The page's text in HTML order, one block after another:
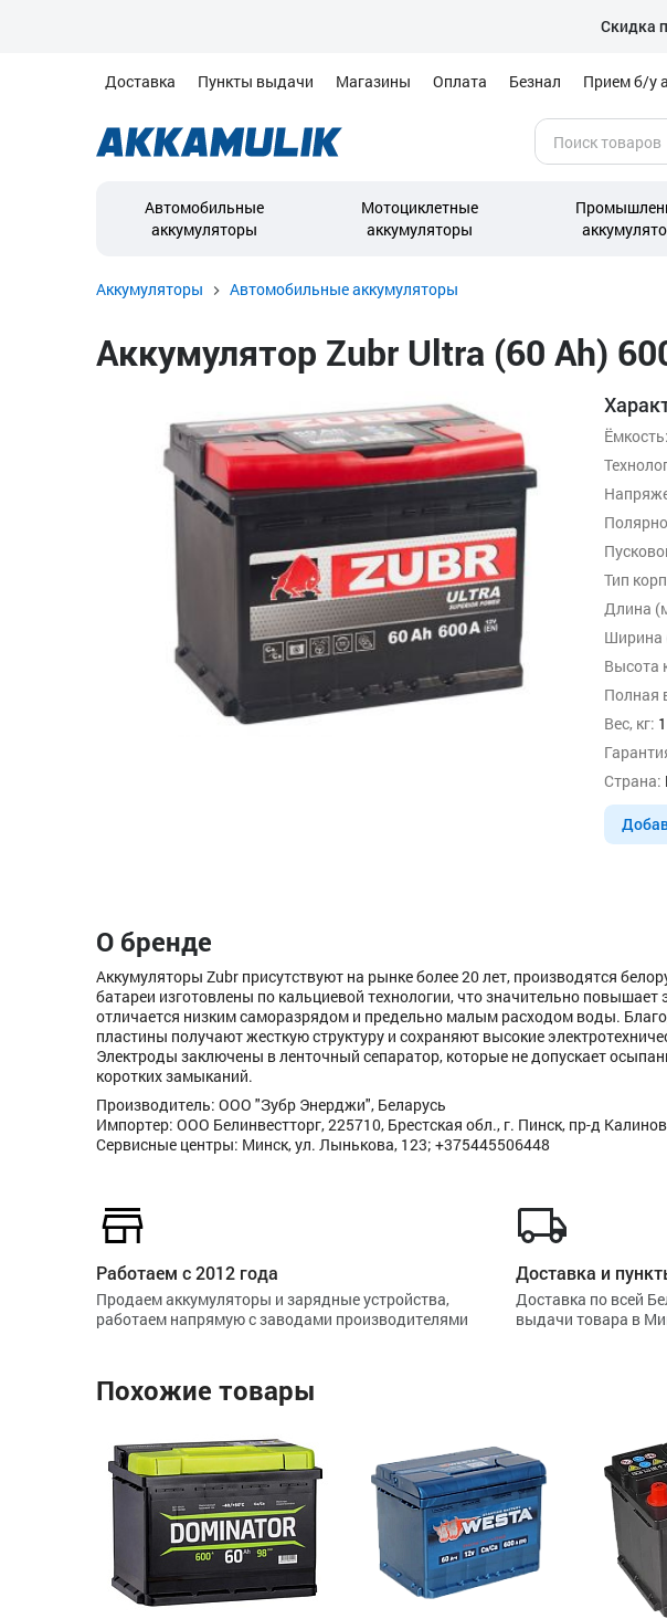
Скидка
Доставка Пункты выдачи Магазины Оплата Безнал Прием б/у
Автомобильные
аккумуляторы
Мотоциклетные
аккумуляторы
Аккумуляторы Автомобильные аккумуляторы
Аккумулятор Zubr Ultra (60 Ah)
Ёмкость:
Тип
Длина
Ширина
Высота
Полная
Вес, кг:
Страна:
О бренде
Аккумуляторы Zubr присутствуют на рынке более 20 лет, производятся
батареи изготовлены по кальциевой технологии, что значительно
отличается низким саморазрядом и предельно малым расходом воды.
пластины получают жесткую структуру и сохраняют высокие
Электроды заключены в ленточный сепаратор, которые не допускает
коротких замыканий.
Производитель: ООО "Зубр Энерджи", Беларусь
Импортер: ООО Белинвестторг, 225710, Брестская обл., г. Пинск, пр-д
Сервисные центры: Минск, ул. Лынькова, 123; +375445506448
Работаем с 2012 года
Продаем аккумуляторы и зарядные устройства,
работаем напрямую с заводами производителями
Доставка и
Доставка по всей
выдачи товара в
Похожие товары